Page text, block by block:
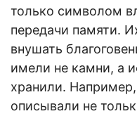
только символом
передачи памяти.
внушать
имели не камни, а
хранили.
описывали не